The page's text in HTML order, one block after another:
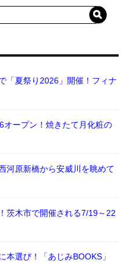
「夏祭り2026」開催！フィナ
オープン！焼きたて月化粧の
河原新橋から安威川を眺めて
茨木市で開催される7/19～22
本選び！「あじみBOOKS」